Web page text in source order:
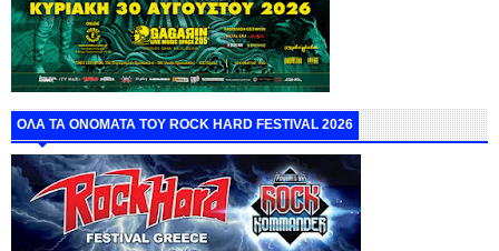
ΟΛΑ ΤΑ ΟΝΟΜΑΤΑ ΤΟΥ ROCK HARD FESTIVAL 2026